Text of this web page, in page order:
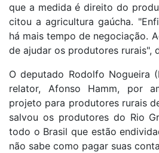
que a medida é direito do
citou a agricultura gaúcha.
há mais tempo de negociação.
de ajudar os produtores rurais",
O deputado Rodolfo Nogueira
relator, Afonso Hamm, por
projeto para produtores rurais
salvou os produtores do Rio
todo o Brasil que estão
não sabe como pagar suas